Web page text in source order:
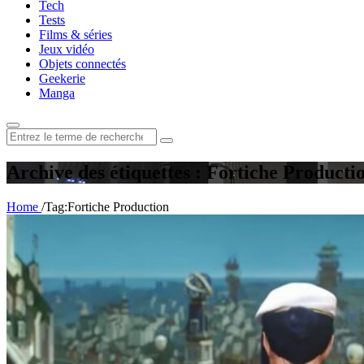
Tech
Tests
Films & séries
Jeux vidéo
Objets connectés
Geekerie
Manga
Rechercher
:
Archive des étiquettes : Fortiche
Home /Tag:Fortiche Production